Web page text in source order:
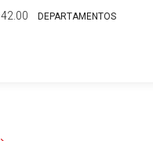
42.00 DEPARTAMENTOS